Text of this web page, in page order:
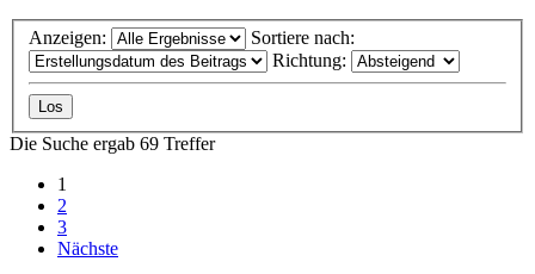
Anzeigen:
Sortiere nach:
Richtung:
Die Suche ergab 69 Treffer
1
2
3
Nächste